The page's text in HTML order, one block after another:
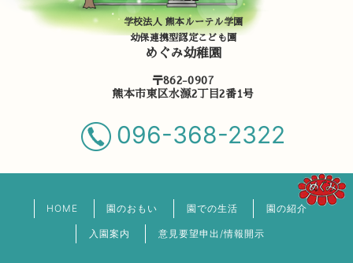
学校法人 熊本ルーテル学園
幼保連携型認定こども園
めぐみ幼稚園
〒862-0907
熊本市東区水源2丁目2番1号
096-368-2322
HOME 園のおもい 園での生活 園の紹介
入園案内 意見要望申出/情報開示